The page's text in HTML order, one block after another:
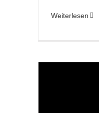
Weiterlesen